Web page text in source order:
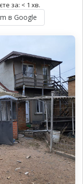
за: < 1 хв.
в Google